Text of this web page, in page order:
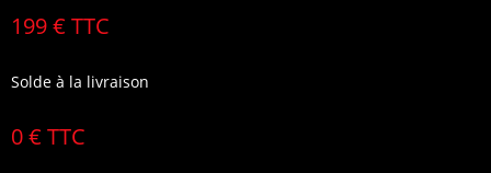
199 € TTC
Solde à la livraison
0 € TTC